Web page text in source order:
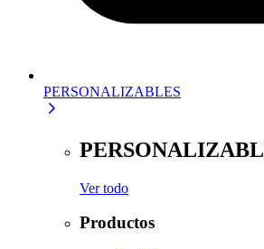
PERSONALIZABLES
Ver todo
Productos